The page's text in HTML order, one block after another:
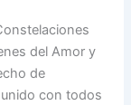
del Amor y
de
con todos